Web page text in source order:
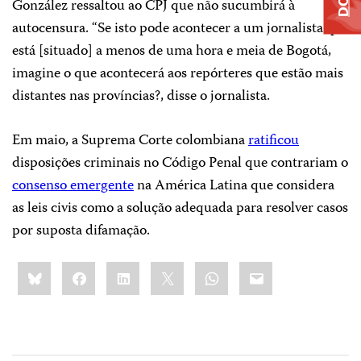
González ressaltou ao CPJ que não sucumbirá à
autocensura. “Se isto pode acontecer a um jornalista que
está [situado] a menos de uma hora e meia de Bogotá,
imagine o que acontecerá aos repórteres que estão mais
distantes nas províncias?, disse o jornalista.
Em maio, a Suprema Corte colombianaratificou
disposições criminais no Código Penal que contrariam o
consenso emergentena América Latina que considera
as leis civis como a solução adequada para resolver casos
por suposta difamação.
Share
this:BlueskyFacebookLinkedIn WhatsApp
Email